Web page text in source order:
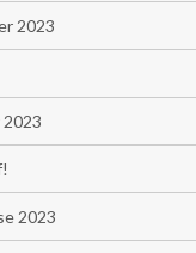
2023
2023